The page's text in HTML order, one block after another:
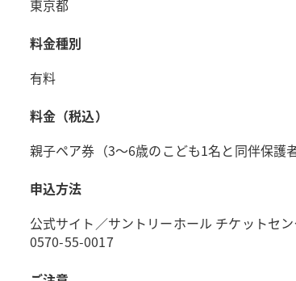
東京都
料金種別
有料
料金（税込）
親子ペア券（3～6歳のこども1名と同伴保護
申込方法
公式サイト／サントリーホール チケットセ
0570-55-0017